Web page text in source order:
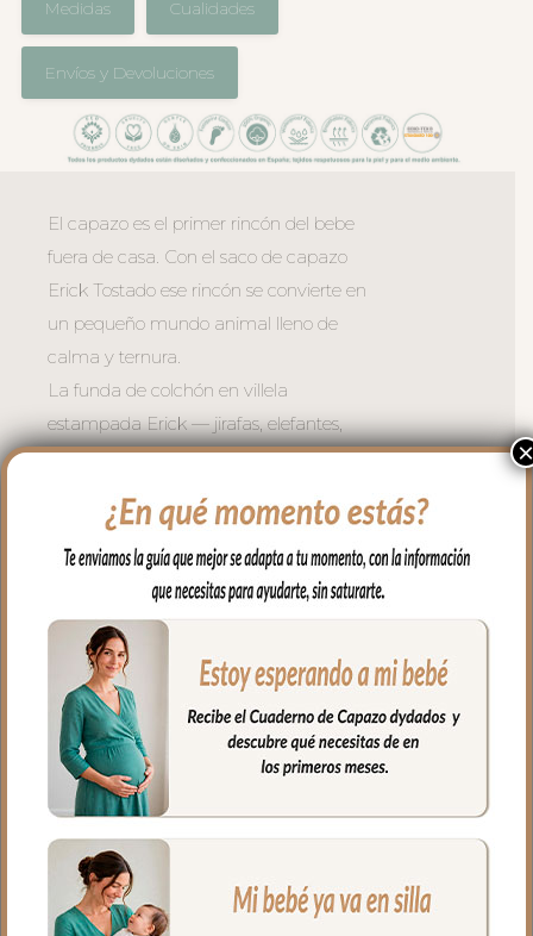
Medidas Cualidades
Envíos y Devoluciones
El capazo es el primer rincón del bebe
fuera de casa. Con el saco de capazo
Erick Tostado ese rincón se convierte en
un pequeño mundo animal lleno de
calma y ternura.
La funda de colchón en villela
estampada Erick — jirafas, elefantes,
flamencos y tortugas en tonos cálidos
interior del capazo con delicadeza. La
tapa en piqué Roma Tostado cierra el
conjunto con elegancia cálida.
Cremalleras laterales para usar como
necesites y la opción de quitar la tapa
entera para usar la funda como
colchoneta de capazo.
La versión desenfundable lleva la
funcionalidad un paso más allá: la tapa
del saco se transforma en una mantita
independiente para usar cuando quieras.
**Tres tamaños para cada capazo:
– Universal — se adapta a la mayoría de
×